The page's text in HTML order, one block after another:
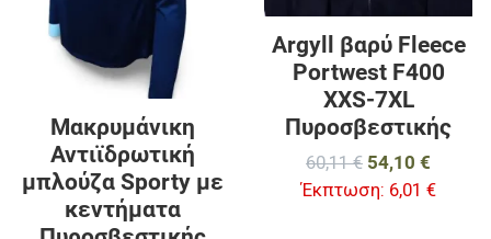
Μακρυμάνικη
Αντιϊδρωτική
μπλούζα Sporty με
κεντήματα
Argyll βαρύ Fleece
Portwest F400
XXS-7XL
Πυροσβεστικής
60,11 € 54,10 €
Έκπτωση: 6,01 €